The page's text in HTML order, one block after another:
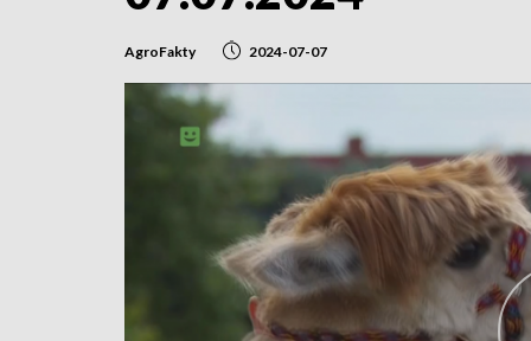
AgroFakty 2024-07-07